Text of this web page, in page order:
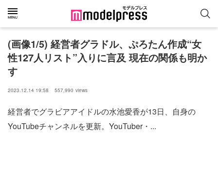
(画像1/5) 経営者グラドル、ぷろたん作成“女
性127人リスト”入りに言及 現在の関係も明か
す
2023.12.14 19:58 557,990 views
経営者でグラビアアイドルの水池愛香が13日、自身の
YouTubeチャンネルを更新。YouTuber・...